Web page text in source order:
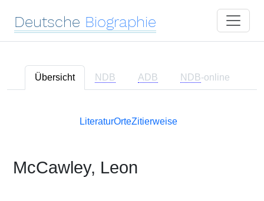
Deutsche Biographie
Übersicht NDB ADB NDB-online
LiteraturOrteZitierweise
McCawley, Leon